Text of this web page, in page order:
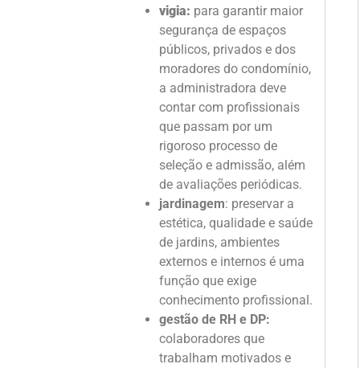
vigia: para garantir maior
segurança de espaços
públicos, privados e dos
moradores do condomínio,
a administradora deve
contar com profissionais
que passam por um
rigoroso processo de
seleção e admissão, além
de avaliações periódicas.
jardinagem: preservar a
estética, qualidade e saúde
de jardins, ambientes
externos e internos é uma
função que exige
conhecimento profissional.
gestão de RH e DP:
colaboradores que
trabalham motivados e